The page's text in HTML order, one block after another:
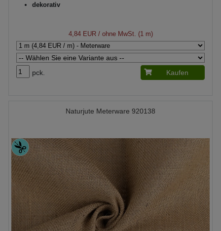
dekorativ
4,84 EUR/ ohne MwSt. (1 m)
pck. Kaufen
Naturjute Meterware 920138